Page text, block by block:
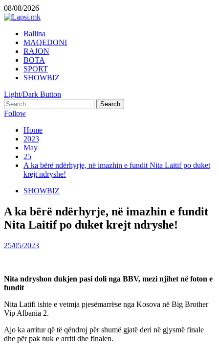
Skip
to
08/08/2026
Primary
Menu
Ballina
MAQEDONI
RAJON
BOTA
SPORT
SHOWBIZ
Light/Dark Button
Search
for:
Follow
Home
2023
May
25
A ka bërë ndërhyrje, në imazhin e fundit Nita Laitif po duket
krejt ndryshe!
SHOWBIZ
A ka bërë ndërhyrje, në imazhin e fundit
Nita Laitif po duket krejt ndryshe!
25/05/2023
Nita ndryshon dukjen pasi doli nga BBV, mezi njihet në foton e
fundit
Nita Latifi ishte e vetmja pjesëmarrëse nga Kosova në Big Brother
Vip Albania 2.
Ajo ka arritur që të qëndroj për shumë gjatë deri në gjysmë finale
dhe për pak nuk e arriti dhe finalen.